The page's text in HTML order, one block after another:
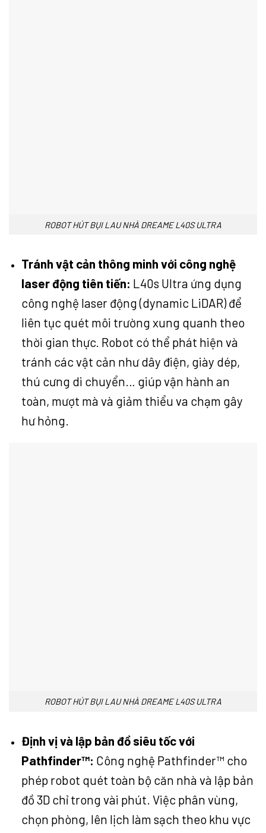
ROBOT HÚT BỤI LAU NHÀ DREAME L40S ULTRA
Tránh vật cản thông minh với công nghệ
laser động tiên tiến: L40s Ultra ứng dụng
công nghệ laser động (dynamic LiDAR) để
liên tục quét môi trường xung quanh theo
thời gian thực. Robot có thể phát hiện và
tránh các vật cản như dây điện, giày dép,
thú cưng di chuyển… giúp vận hành an
toàn, mượt mà và giảm thiểu va chạm gây
hư hỏng.
ROBOT HÚT BỤI LAU NHÀ DREAME L40S ULTRA
Định vị và lập bản đồ siêu tốc với
Pathfinder™: Công nghệ Pathfinder™ cho
phép robot quét toàn bộ căn nhà và lập bản
đồ 3D chỉ trong vài phút. Việc phân vùng,
chọn phòng, lên lịch làm sạch theo khu vực